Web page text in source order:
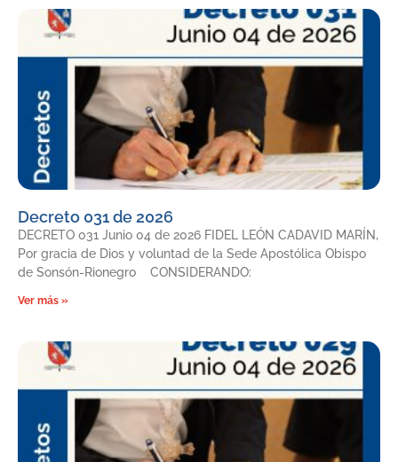
Decreto 031 de 2026
DECRETO 031 Junio 04 de 2026 FIDEL LEÓN CADAVID MARÍN,
Por gracia de Dios y voluntad de la Sede Apostólica Obispo
de Sonsón-Rionegro CONSIDERANDO:
Ver más »